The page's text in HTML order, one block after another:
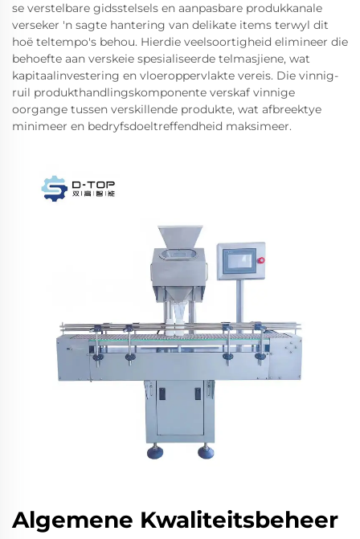
se verstelbare gidsstelsels en aanpasbare produkkanale
verseker 'n sagte hantering van delikate items terwyl dit
hoë teltempo's behou. Hierdie veelsoortigheid elimineer die
behoefte aan verskeie spesialiseerde telmasjiene, wat
kapitaalinvestering en vloeroppervlakte vereis. Die vinnig-
ruil produkthandlingskomponente verskaf vinnige
oorgange tussen verskillende produkte, wat afbreektye
minimeer en bedryfsdoeltreffendheid maksimeer.
Algemene Kwaliteitsbeheer